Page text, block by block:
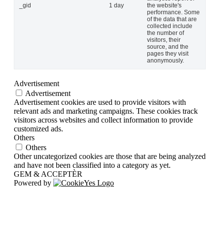
_gid 1 day
the website's
performance. Some
of the data that are
collected include
the number of
visitors, their
source, and the
pages they visit
anonymously.
Advertisement
Advertisement
Advertisement cookies are used to provide visitors with
relevant ads and marketing campaigns. These cookies track
visitors across websites and collect information to provide
customized ads.
Others
Others
Other uncategorized cookies are those that are being analyzed
and have not been classified into a category as yet.
GEM & ACCEPTÈR
Powered by